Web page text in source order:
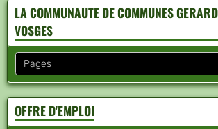
LA COMMUNAUTE DE COMMUNES
VOSGES
OFFRE D'EMPLOI